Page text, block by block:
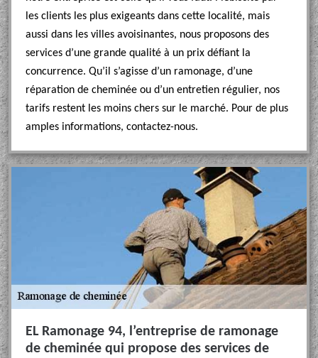
les clients les plus exigeants dans cette localité, mais
aussi dans les villes avoisinantes, nous proposons des
services d’une grande qualité à un prix défiant la
concurrence. Qu’il s’agisse d’un ramonage, d’une
réparation de cheminée ou d’un entretien régulier, nos
tarifs restent les moins chers sur le marché. Pour de plus
amples informations, contactez-nous.
EL Ramonage 94, l’entreprise de ramonage
de cheminée qui propose des services de